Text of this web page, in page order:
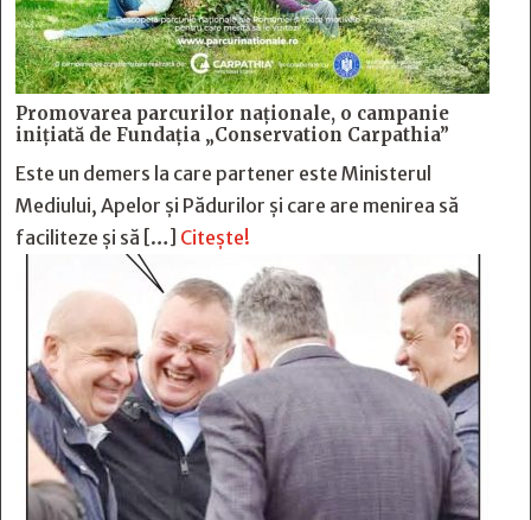
Promovarea parcurilor naționale, o campanie
inițiată de Fundația „Conservation Carpathia”
Este un demers la care partener este Ministerul
Mediului, Apelor și Pădurilor și care are menirea să
faciliteze și să […] Citește!